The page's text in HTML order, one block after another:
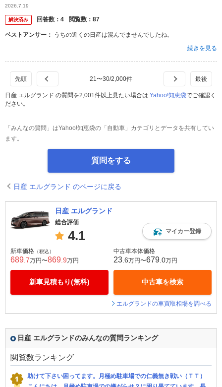
2026.7.19
解決済み 回答数： 4 閲覧数： 87
ベストアンサー：
うちの近くの日産は混んでませんでしたね。
続きを見る
21 〜30/2,000件
日産 エルグランド の質問を2,001件以上見たい場合は Yahoo!知恵袋でご確認く
ださい。
「みんなの質問」はYahoo!知恵袋の「自動車」カテゴリとデータを共有してい
ます。
質問をする
日産 エルグランド のページに戻る
日産 エルグランド
総合評価
4.1 マイカー登録
新車価格 （税込）
689 .7万円〜869 .9万円
新車見積もり(無料)
中古車本体価格
23 .6万円〜679 .0万円
中古車を検索
エルグランドの車買取相場を調べる
日産 エルグランドのみんなの質問ランキング
閲覧数ランキング
助けて下さい困ってます。月極め駐車場での仁義無き戦い（ＴＴ）